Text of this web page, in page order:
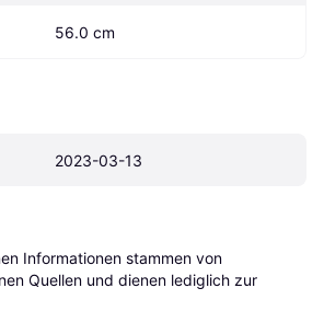
56.0 cm
2023-03-13
Informationen stammen von
Quellen und dienen lediglich zur